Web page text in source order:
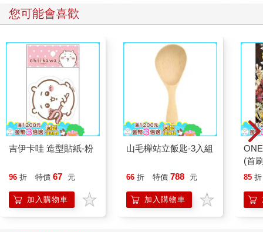
證。
仔細觀察紅潮最多出現在哪一個區塊，即能確實掌握痠痛點，以
2整復解證
從淺層肌群往深層肌群漸層處理。在整復時，必須選擇一個讓被
施作者舒服，且自己操作又不費力的互動體位，用勁而不用蠻
力，從與被施作者吐納的共鳴開始，用化氣為勁的共振來解證。
解證之後，再針對其相關的穴位、經絡進行調理，才能發揮治療
的功效！
3自主復健
要讓每一個治療動作皆能盡其功，患者本身的自主復健是首要關
鍵，因為處理出的氣滯血瘀，和更深層粘連的氣血，仍必須藉由
正確的調息，配合自主復健的動作，循著代謝的管道排出體外；
尤其很多肌肉位於體內深層的部位，是施作者觸摸不到的。
您可能會喜歡
吉伊卡哇 造型貼紙-粉
96 折 特價 67 元
加入購物車
山毛櫸站立飯匙-3入組
66 折 特價 788 元
加入購物車
(首
85 折